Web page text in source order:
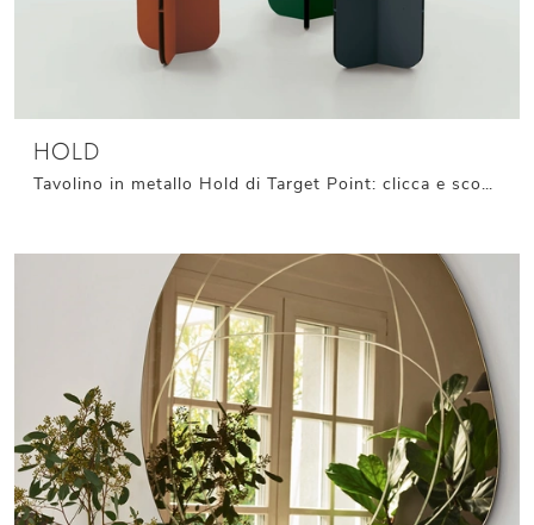
HOLD
Tavolino in metallo Hold di Target Point: clicca e scopri di più sui Complementi e tavolini moderni in metallo del noto e conosciuto marchio!